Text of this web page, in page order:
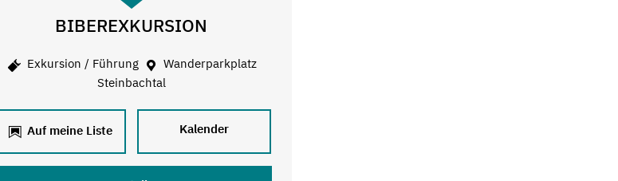
BIBEREXKURSION
Exkursion / Führung
Wanderparkplatz
Steinbachtal
Auf meine Liste Kalender